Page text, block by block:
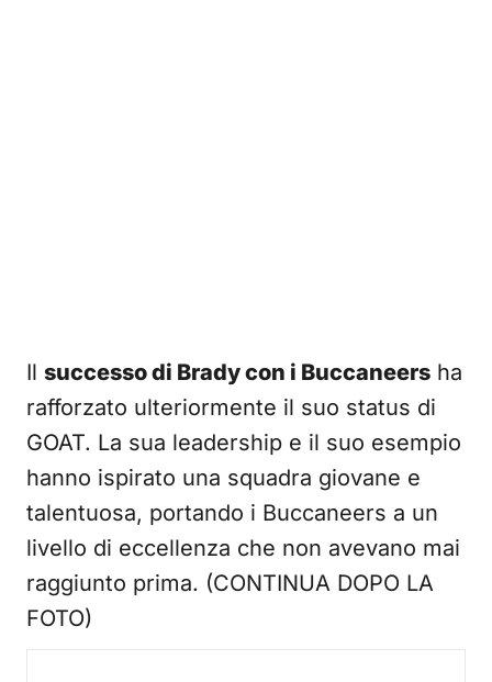
Il successo di Brady con i Buccaneers ha
rafforzato ulteriormente il suo status di
GOAT. La sua leadership e il suo esempio
hanno ispirato una squadra giovane e
talentuosa, portando i Buccaneers a un
livello di eccellenza che non avevano mai
raggiunto prima. (CONTINUA DOPO LA
FOTO)